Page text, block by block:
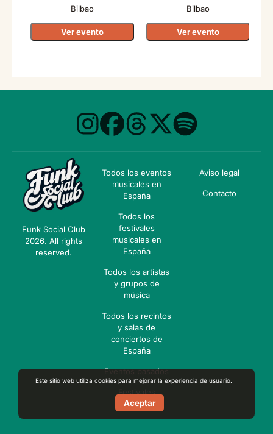
Bilbao
Ver evento
Bilbao
Ver evento
Este sitio web utiliza cookies para mejorar la experiencia de usuario.
Aceptar
Funk Social Club
2026. All rights
reserved.
Todos los eventos
musicales en
España
Todos los
festivales
musicales en
España
Todos los artistas
y grupos de
música
Todos los recintos
y salas de
conciertos de
España
Eventos pasados
Festivales
pasados
Aviso legal
Contacto